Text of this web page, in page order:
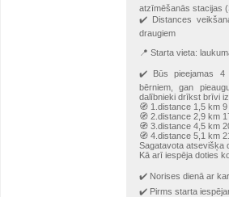
atzīmēšanās stacijas
✔️ Distances
draugiem
📍 Starta vieta:
✔️ Būs pieejamas 4
bērniem, gan
dalībnieki drīkst brīvi
🧭 1.distance 1,5 km 9
🧭 2.distance 2,9 km
🧭 3.distance 4,5 km
🧭 4.distance 5,1 km
Sagatavota atsevišķa
Kā arī iespēja doties
✔️ Norises dienā ar
✔️ Pirms starta